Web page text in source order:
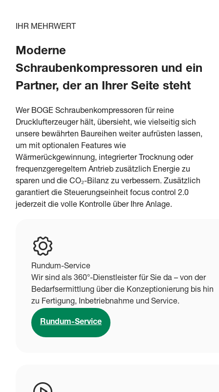
IHR MEHRWERT
Moderne
Schraubenkompressoren und ein
Partner, der an Ihrer Seite steht
Wer BOGE Schraubenkompressoren für reine
Drucklufterzeuger hält, übersieht, wie vielseitig sich
unsere bewährten Baureihen weiter aufrüsten lassen,
um mit optionalen Features wie
Wärmerückgewinnung, integrierter Trocknung oder
frequenzgeregeltem Antrieb zusätzlich Energie zu
sparen und die CO₂-Bilanz zu verbessern. Zusätzlich
garantiert die Steuerungseinheit focus control 2.0
jederzeit die volle Kontrolle über Ihre Anlage.
Rundum-Service
Wir sind als 360°-Dienstleister für Sie da – von der
Bedarfsermittlung über die Konzeptionierung bis hin
zu Fertigung, Inbetriebnahme und Service.
Rundum-Service